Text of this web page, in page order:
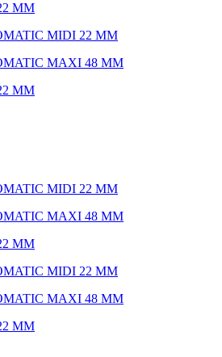
ММ
MIDI 22 ММ
MAXI 48 ММ
ММ
MIDI 22 ММ
MAXI 48 ММ
ММ
MIDI 22 ММ
MAXI 48 ММ
ММ